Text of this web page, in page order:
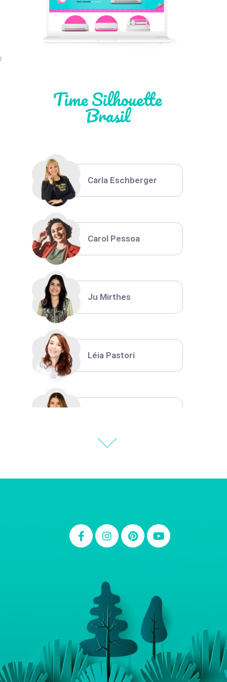
Time Silhouette
Brasil
Léia Pastori
Thiara Ney
Carla Eschberger
Carol Pessoa
Ju Mirthes
Léia Pastori
Carla Eschberger
Carol Pessoa
Ju Mirthes